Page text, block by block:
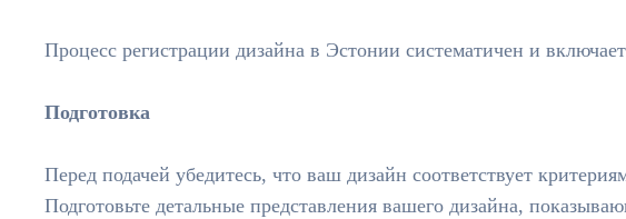
Процесс регистрации дизайна в Эстонии систематичен и
Подготовка
Перед подачей убедитесь, что ваш дизайн соответствует
Подготовьте детальные представления вашего дизайна,